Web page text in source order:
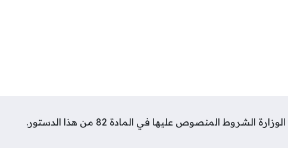
الشروط المنصوص عليها في المادة 82 من هذا الدستور.